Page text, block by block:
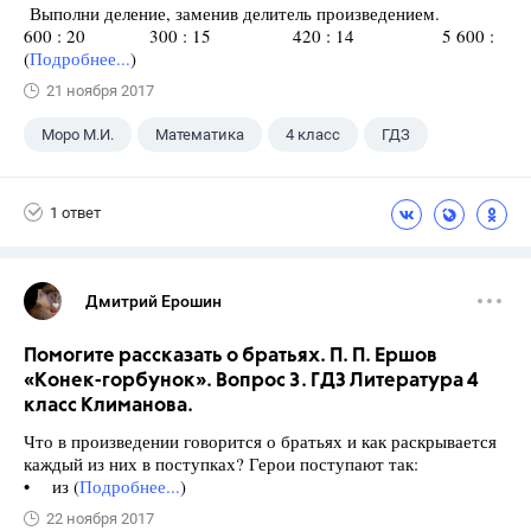
Выполни деление, заменив делитель произведением.
600 : 20 300 : 15 420 : 14 5 600 :
(Подробнее...)
21 ноября 2017
Моро М.И. Математика 4 класс ГДЗ
1 ответ
Дмитрий Ерошин
Помогите рассказать о братьях. П. П. Ершов
«Конек-горбунок». Вопрос 3. ГДЗ Литература 4
класс Климанова.
Что в произведении говорится о братьях и как раскрывается
каждый из них в поступках? Герои поступают так:
• из (Подробнее...)
22 ноября 2017